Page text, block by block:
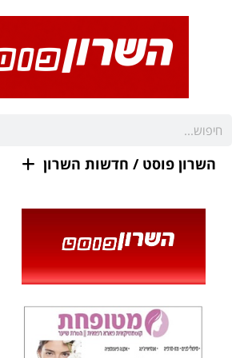
השרון פוסט / חדשות השרון